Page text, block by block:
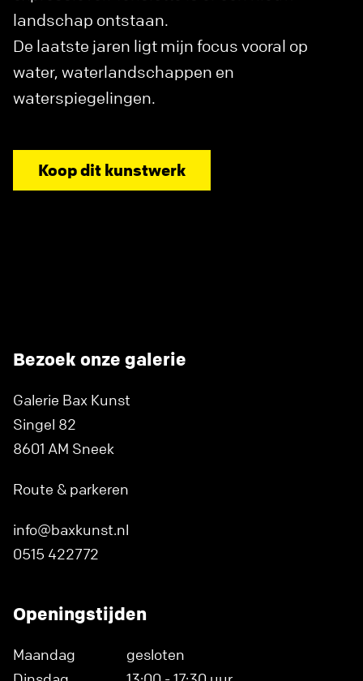
landschap ontstaan.
De laatste jaren ligt mijn focus vooral op
water, waterlandschappen en
waterspiegelingen.
Koop dit kunstwerk
Bezoek onze galerie
Galerie Bax Kunst
Singel 82
8601 AM Sneek
Route & parkeren
info@baxkunst.nl
0515 422772
Openingstijden
Maandag
gesloten